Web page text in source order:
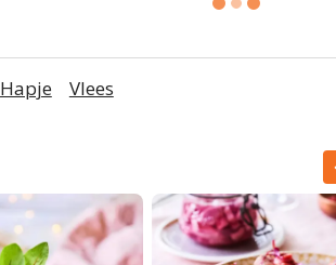
Hapje Vlees